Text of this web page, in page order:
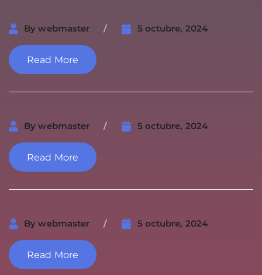
Bywebmaster 5 octubre, 2024
Read More
Bywebmaster 5 octubre, 2024
Read More
Bywebmaster 5 octubre, 2024
Read More